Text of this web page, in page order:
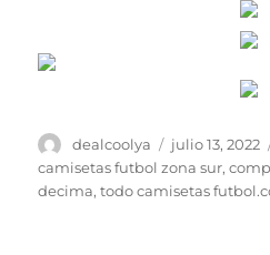
Autor
dealcoolya
Publicado
el
julio 13, 2022
camisetas futbol zona sur,
decima,todo camisetas